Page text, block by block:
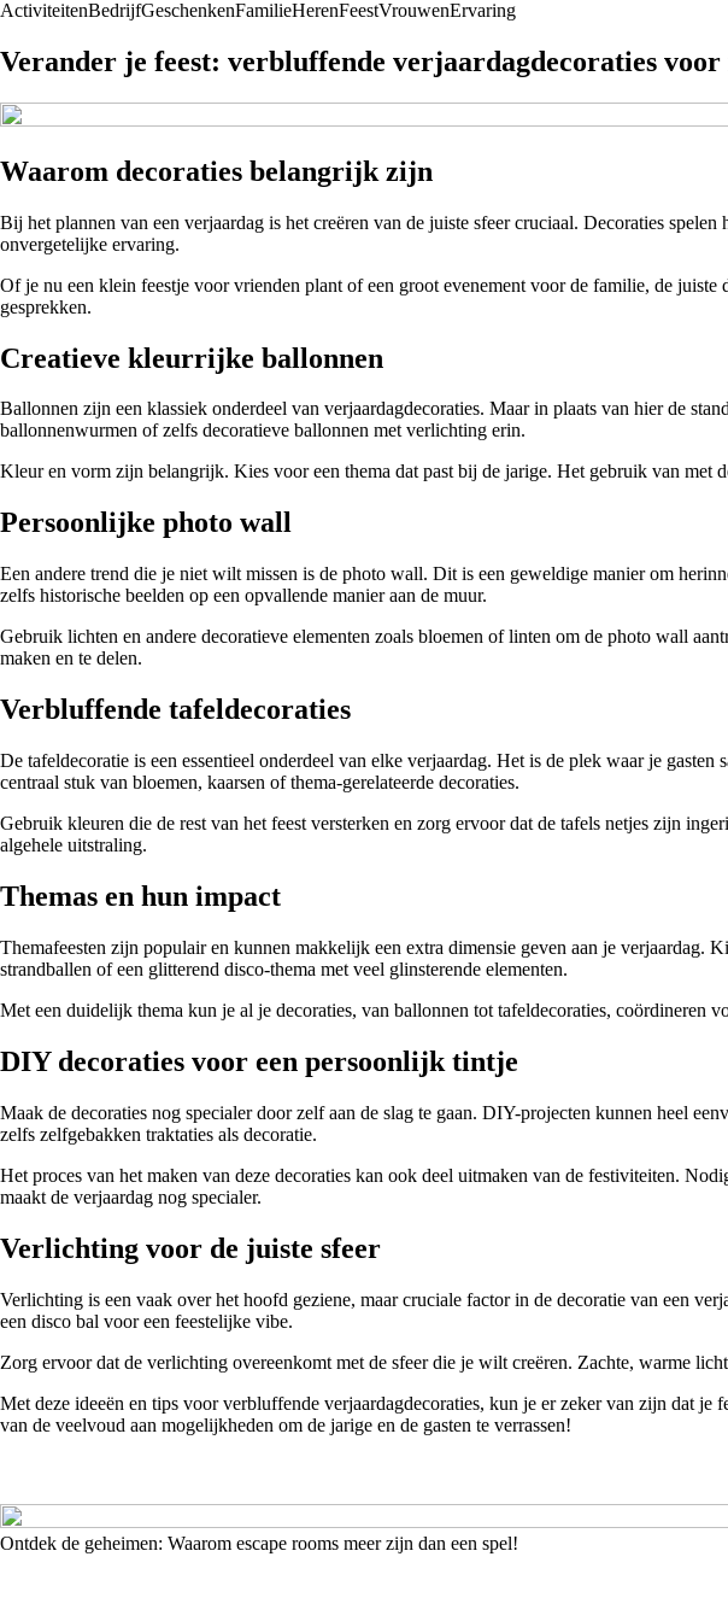
ActiviteitenBedrijfGeschenkenFamilieHerenFeestVrouwenErvaring
Verander je feest: verbluffende verjaardagdecoraties
Waarom decoraties belangrijk zijn
Bij het plannen van een verjaardag is het creëren van de juiste sfeer cruciaal. Decoraties
onvergetelijke ervaring.
Of je nu een klein feestje voor vrienden plant of een groot evenement voor de familie, de
gesprekken.
Creatieve kleurrijke ballonnen
Ballonnen zijn een klassiek onderdeel van verjaardagdecoraties. Maar in plaats van hier de
ballonnenwurmen of zelfs decoratieve ballonnen met verlichting erin.
Kleur en vorm zijn belangrijk. Kies voor een thema dat past bij de jarige. Het gebruik van met
Persoonlijke photo wall
Een andere trend die je niet wilt missen is de photo wall. Dit is een geweldige manier om
zelfs historische beelden op een opvallende manier aan de muur.
Gebruik lichten en andere decoratieve elementen zoals bloemen of linten om de photo wall
maken en te delen.
Verbluffende tafeldecoraties
De tafeldecoratie is een essentieel onderdeel van elke verjaardag. Het is de plek waar je
centraal stuk van bloemen, kaarsen of thema-gerelateerde decoraties.
Gebruik kleuren die de rest van het feest versterken en zorg ervoor dat de tafels netjes zijn
algehele uitstraling.
Themas en hun impact
Themafeesten zijn populair en kunnen makkelijk een extra dimensie geven aan je verjaardag.
strandballen of een glitterend disco-thema met veel glinsterende elementen.
Met een duidelijk thema kun je al je decoraties, van ballonnen tot tafeldecoraties, coördineren
DIY decoraties voor een persoonlijk tintje
Maak de decoraties nog specialer door zelf aan de slag te gaan. DIY-projecten kunnen heel
zelfs zelfgebakken traktaties als decoratie.
Het proces van het maken van deze decoraties kan ook deel uitmaken van de festiviteiten.
maakt de verjaardag nog specialer.
Verlichting voor de juiste sfeer
Verlichting is een vaak over het hoofd geziene, maar cruciale factor in de decoratie van een
een disco bal voor een feestelijke vibe.
Zorg ervoor dat de verlichting overeenkomt met de sfeer die je wilt creëren. Zachte, warme
Met deze ideeën en tips voor verbluffende verjaardagdecoraties, kun je er zeker van zijn dat
van de veelvoud aan mogelijkheden om de jarige en de gasten te verrassen!
Ontdek de geheimen: Waarom escape rooms meer zijn dan een spel!